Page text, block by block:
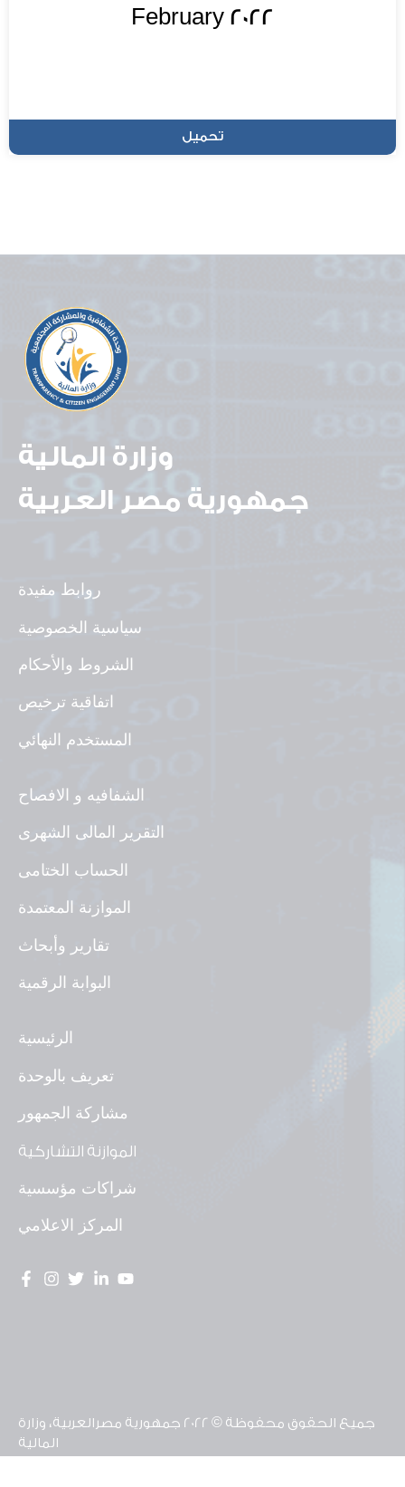
February 2022
تحميل
وزارة المالية
جمهورية مصر العربية
روابط مفيدة
سياسية الخصوصية
الشروط والأحكام
اتفاقية ترخيص
المستخدم النهائي
الشفافيه و الافصاح
التقرير المالى الشهرى
الحساب الختامى
الموازنة المعتمدة
تقارير وأبحاث
البوابة الرقمية
الرئيسية
تعريف بالوحدة
مشاركة الجمهور
الموازنة التشاركية
شراكات مؤسسية
المركز الاعلامي
جميع الحقوق محفوظة © 2022 جمهورية مصرالعربية، وزارة
المالية